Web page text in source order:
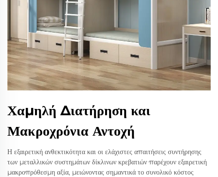
Χαμηλή Διατήρηση και
Μακροχρόνια Αντοχή
Η εξαιρετική ανθεκτικότητα και οι ελάχιστες απαιτήσεις συντήρησης
των μεταλλικών συστημάτων δίκλινων κρεβατιών παρέχουν εξαιρετική
μακροπρόθεσμη αξία, μειώνοντας σημαντικά το συνολικό κόστος